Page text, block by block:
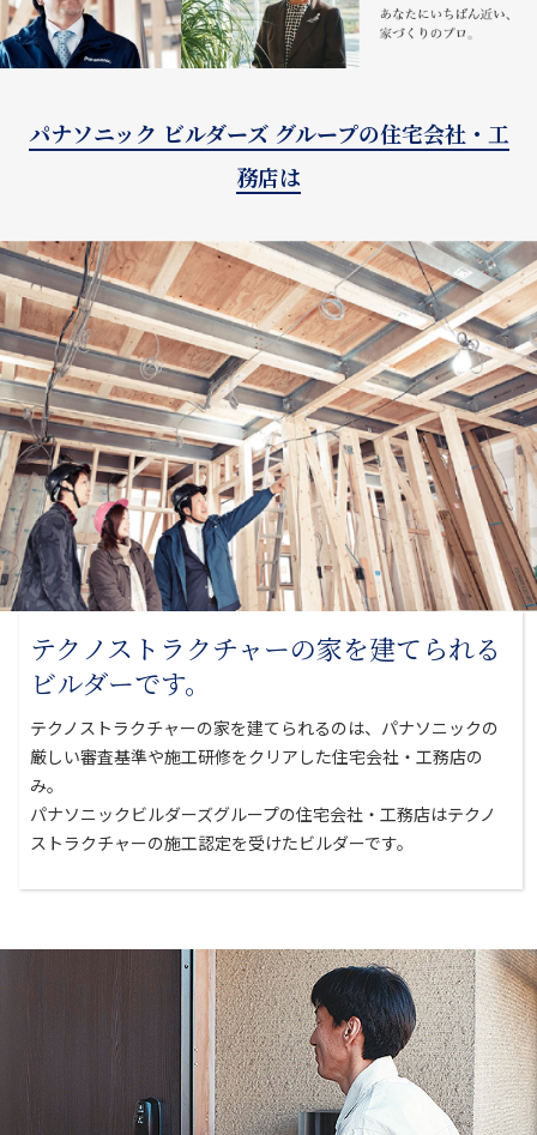
パナソニック ビルダーズ グループの住宅会社・工
務店は
テクノストラクチャーの家を建てられる
ビルダーです。
テクノストラクチャーの家を建てられるのは、パナソニックの
厳しい審査基準や施工研修をクリアした住宅会社・工務店の
み。
パナソニックビルダーズグループの住宅会社・工務店はテクノ
ストラクチャーの施工認定を受けたビルダーです。